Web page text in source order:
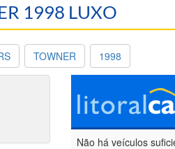
1998 LUXO
TOWNER 1998
Não há veículos